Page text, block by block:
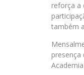
reforça a
também